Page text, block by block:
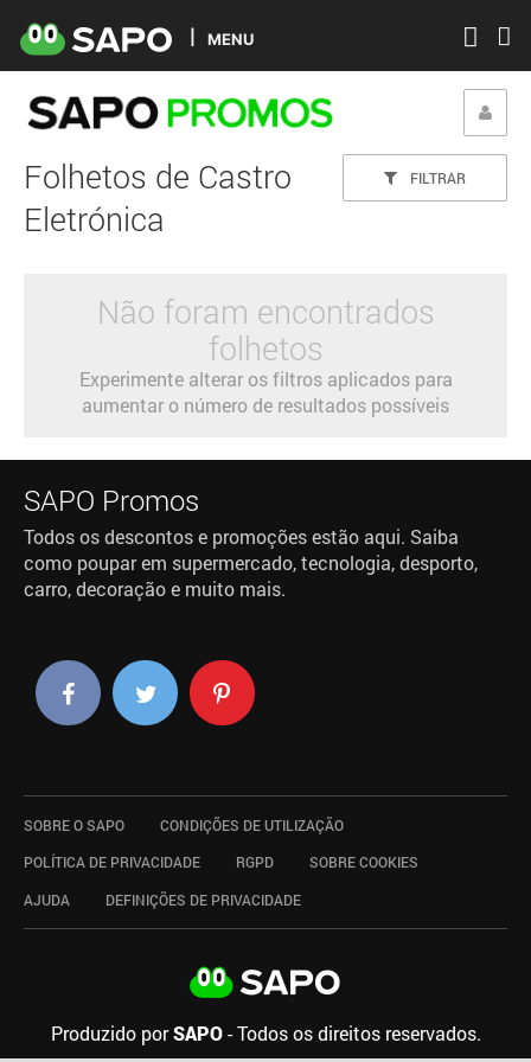
MENU
Folhetos de Castro
Eletrónica
FILTRAR
Não foram encontrados
folhetos
Experimente alterar os filtros aplicados para
aumentar o número de resultados possíveis
SAPO Promos
Todos os descontos e promoções estão aqui. Saiba
como poupar em supermercado, tecnologia, desporto,
carro, decoração e muito mais.
SOBRE O SAPO
CONDIÇÕES DE UTILIZAÇÃO
POLÍTICA DE PRIVACIDADE
RGPD
SOBRE COOKIES
AJUDA
DEFINIÇÕES DE PRIVACIDADE
Produzido porSAPO- Todos os direitos reservados.